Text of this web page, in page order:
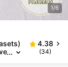
1/6
4.38
(34)